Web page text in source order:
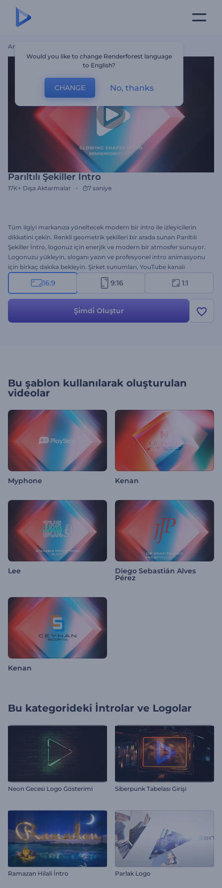
Ana Sayfa
Parıltılı Şekiller İntro
17K+ Dışa Aktarmalar 7 saniye
Tüm ilgiyi markanıza yöneltecek modern bir intro ile izleyicilerin
dikkatini çekin. Renkli geometrik şekilleri bir arada sunan Parıltılı
Şekiller İntro, logonuz için enerjik ve modern bir atmosfer sunuyor.
Logonuzu yükleyin, sloganı yazın ve profesyonel intro animasyonu
için birkaç dakika bekleyin. Şirket sunumları, YouTube kanalı
introları, kurumsal sunumlar, TV reklamları gibi birçok proje ile
uyumlu. Bu harika video şablonunu kullanarak projelerinize bol
16:9 9:16 1:1
Şi̇mdi̇ Oluştur
Bu şablon kullanılarak oluşturulan
videolar
Myphone Kenan
Lee Diego Sebastián Alves
Pérez
Kenan
Bu kategorideki İntrolar ve Logolar
Neon Gecesi Logo Gösterimi Siberpunk Tabelası Girişi
Ramazan Hilali İntro Parlak Logo
Would you like to change Renderforest language
to English?
CHANGE No, thanks